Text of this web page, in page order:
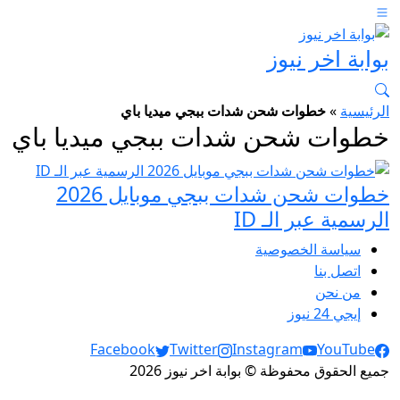
بوابة اخر نيوز
الرئيسية »خطوات شحن شدات ببجي ميديا باي
خطوات شحن شدات ببجي ميديا باي
خطوات شحن شدات ببجي موبايل 2026
الرسمية عبر الـ ID
سياسة الخصوصية
اتصل بنا
من نحن
إيجي 24 نيوز
Social Links
Facebook Twitter Instagram
YouTube
جميع الحقوق محفوظة © بوابة اخر نيوز 2026